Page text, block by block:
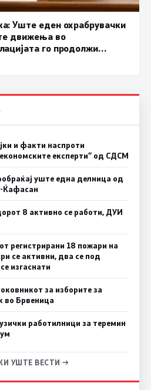
Уште еден охрабрувачки
движења во
го продолжи
и во јули изнесува 2,3
и факти наспроти
експерти“ од СДСM
уште една делница од
Ќафасан
8 активно се работи, ДУИ
регистрирани 18 пожари на
се активни, два се под
изгаснати
за изборите за
во Брвеница
работилници за теремин
УШТЕ ВЕСТИ →